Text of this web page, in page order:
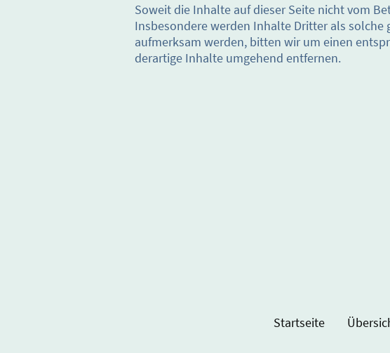
Soweit die Inhalte auf dieser Seite nicht vom
Insbesondere werden Inhalte Dritter als
aufmerksam werden, bitten wir um einen
derartige Inhalte umgehend entfernen.
Startseite